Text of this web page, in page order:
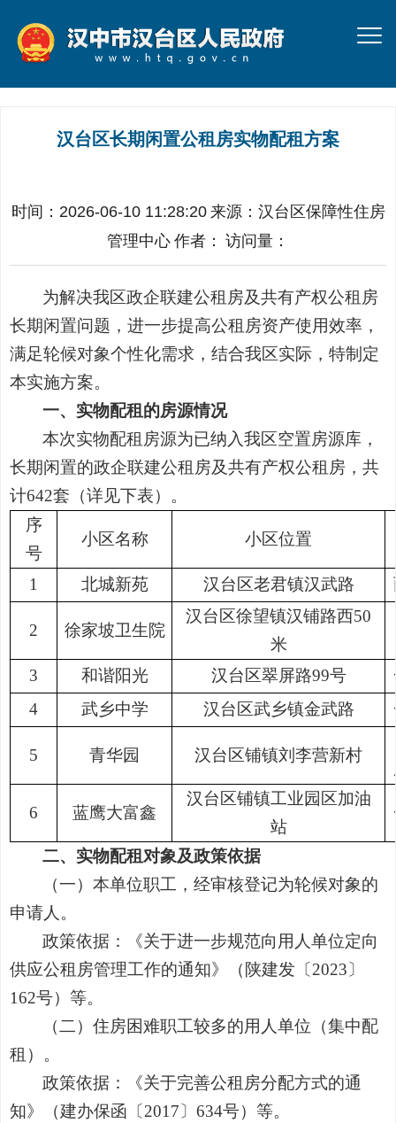
汉台区长期闲置公租房实物配租方案
时间：2026-06-10 11:28:20 来源： 汉台区保障性住房
管理中心 作者： 访问量：
为解决我区政企联建公租房及共有产权公租房
长期闲置问题，进一步提高公租房资产使用效率，
满足轮候对象个性化需求， 结合我区实际，特制定
本实施方案。
一、 实物配租的房源情况
本次实物配租房源为已纳入我区空置房源库，
长期闲置的政企联建公租房及共有产权公租房，共
计642套 （详见下表）。
序
号
小区名称 小区位置
1 北城新苑 汉台区老君镇汉武路
2 徐家坡卫生院
汉台区徐望镇汉铺路西50
米
3
和谐阳光 汉台区翠屏路99号
4
武乡中学 汉台区武乡镇金武路
5 青华园 汉台区铺镇刘李营新村
6 蓝鹰大富鑫
汉台区铺镇工业园区加油
站
二、 实物配租对象及政策依据
（一）本单位职工，经审核登记为轮候对象的
申请人。
政策依据：《关于进一步规范向用人单位定向
供应公租房管理工作的通知》（陕建发〔 2023〕
162号）等。
（二）住房困难职工较多的用人单位（集中配
租）。
政策依据：《关于完善公租房分配方式的通
知》（建办保函〔 2017〕634号）等。